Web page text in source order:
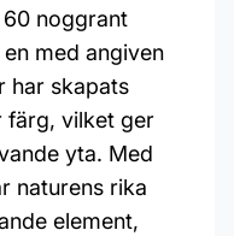
noggrant
med angiven
har skapats
färg, vilket ger
yta. Med
naturens rika
element,